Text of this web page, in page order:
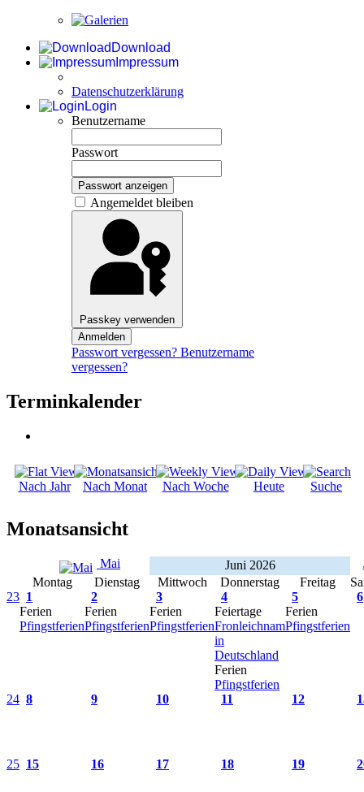
Download
Impressum
Datenschutzerklärung
Login
Benutzername
Passwort
Passwort anzeigen
Angemeldet bleiben
Passkey verwenden
Anmelden
Passwort vergessen? Benutzername
vergessen?
Terminkalender
Nach Jahr Nach Monat Nach Woche Heute Suche
Monatsansicht
Mai Juni 2026
Montag
Dienstag Mittwoch Donnerstag Freitag
23 1
Ferien
Pfingstferien
2
Ferien
Pfingstferien
3
Ferien
Pfingstferien
4
Feiertage
Fronleichnam
in
Deutschland
Ferien
Pfingstferien
5
Ferien
Pfingstferien
6
24 8 9 10 11 12
25 15 16 17 18 19